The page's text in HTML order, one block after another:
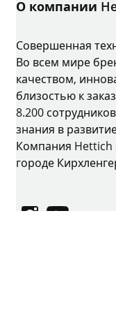
О компании
Совершенная
Во всем мире
качеством,
близостью к
8.200
знания в
Компания Hettich
городе